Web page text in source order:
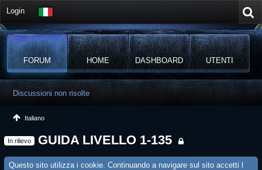
Login
FORUM HOME DASHBOARD UTENTI
Discussioni non risolte
Italiano
In rilievo GUIDA LIVELLO 1-135
Questo sito utilizza i cookie. Continuando a navigare sul sito accetti l